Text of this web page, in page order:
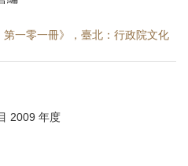
第一零一冊》，臺北：行政院文化
2009 年度